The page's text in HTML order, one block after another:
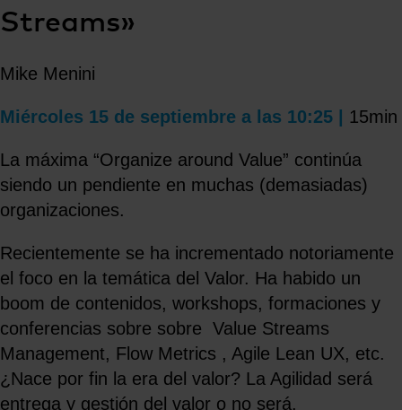
Streams»​
Mike Menini
Miércoles 15 de septiembre a las 10:25 | 15min
La máxima “Organize around Value” continúa
siendo un pendiente en muchas (demasiadas)
organizaciones.
Recientemente se ha incrementado notoriamente
el foco en la temática del Valor. Ha habido un
boom de contenidos, workshops, formaciones y
conferencias sobre sobre Value Streams
Management, Flow Metrics , Agile Lean UX, etc.
¿Nace por fin la era del valor? La Agilidad será
entrega y gestión del valor o no será.